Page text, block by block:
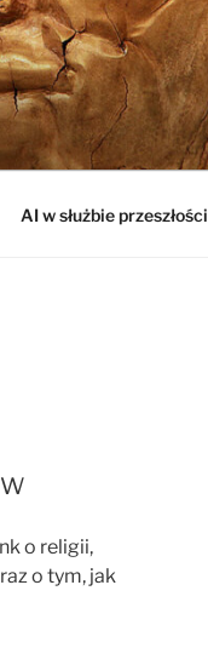
AI w służbie przeszłości
o religii,
o tym, jak